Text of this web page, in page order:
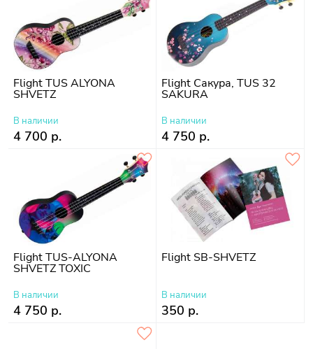
Flight TUS ALYONA
SHVETZ
В наличии
4 700 р.
Flight Сакура, TUS 32
SAKURA
В наличии
4 750 р.
Flight TUS-ALYONA
SHVETZ TOXIC
В наличии
4 750 р.
Flight SB-SHVETZ
В наличии
350 р.